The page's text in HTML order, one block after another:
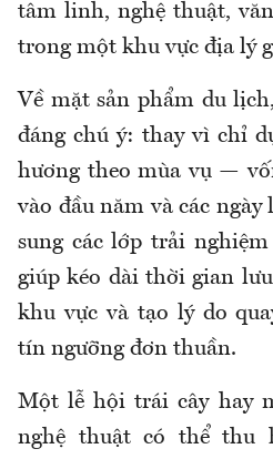
tâm linh, nghệ thuật,
trong một khu vực địa lý
Về mặt sản phẩm du
đáng chú ý: thay vì chỉ
hương theo mùa vụ —
vào đầu năm và các
sung các lớp trải
giúp kéo dài thời gian
khu vực và tạo lý do
tín ngưỡng đơn thuần.
Một lễ hội trái cây hay
nghệ thuật có thể thu